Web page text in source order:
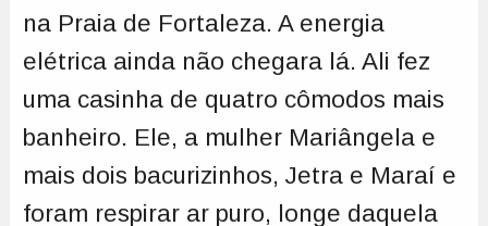
na Praia de Fortaleza. A energia
elétrica ainda não chegara lá. Ali fez
uma casinha de quatro cômodos mais
banheiro. Ele, a mulher Mariângela e
mais dois bacurizinhos, Jetra e Maraí e
foram respirar ar puro, longe daquela